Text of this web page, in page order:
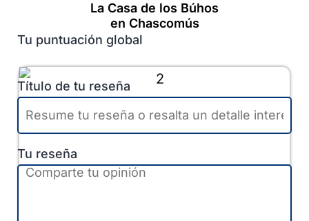
La Casa de los Búhos
en Chascomús
Tu puntuación global
Título de tu reseña
Tu reseña